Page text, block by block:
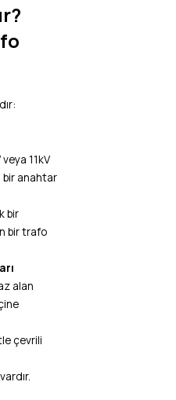
11kV
bir anahtar
bir
bir trafo
alan
çevrili